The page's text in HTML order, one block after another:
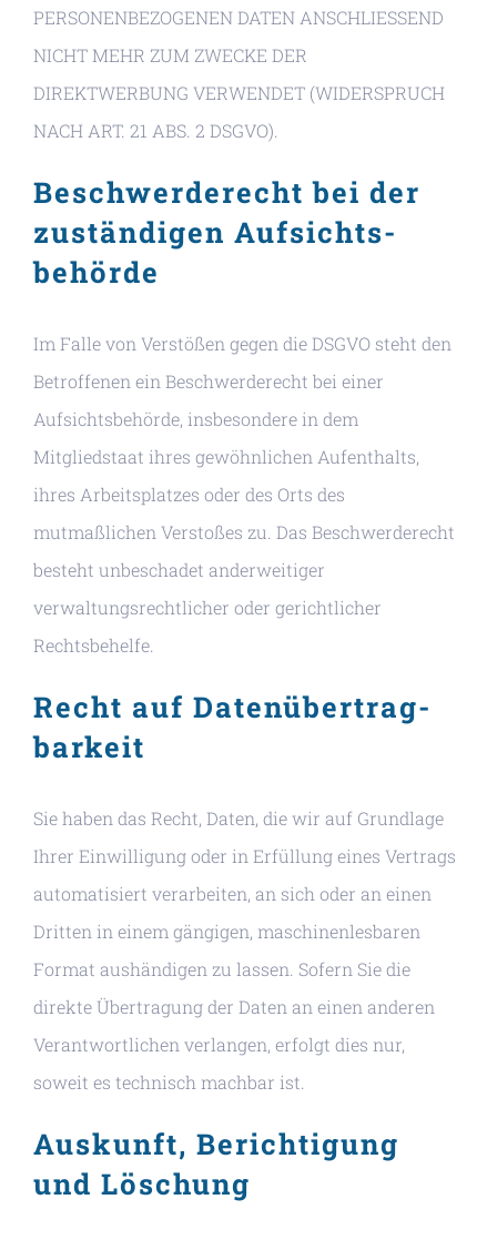
PERSONENBEZOGENEN DATEN ANSCHLIESSEND
NICHT MEHR ZUM ZWECKE DER
DIREKTWERBUNG VERWENDET (WIDERSPRUCH
NACH ART. 21 ABS. 2 DSGVO).
Beschwerde­recht bei der
zuständigen Aufsichts­
behörde
Im Falle von Verstößen gegen die DSGVO steht den
Betroffenen ein Beschwerderecht bei einer
Aufsichtsbehörde, insbesondere in dem
Mitgliedstaat ihres gewöhnlichen Aufenthalts,
ihres Arbeitsplatzes oder des Orts des
mutmaßlichen Verstoßes zu. Das Beschwerderecht
besteht unbeschadet anderweitiger
verwaltungsrechtlicher oder gerichtlicher
Rechtsbehelfe.
Recht auf Daten­übertrag­
barkeit
Sie haben das Recht, Daten, die wir auf Grundlage
Ihrer Einwilligung oder in Erfüllung eines Vertrags
automatisiert verarbeiten, an sich oder an einen
Dritten in einem gängigen, maschinenlesbaren
Format aushändigen zu lassen. Sofern Sie die
direkte Übertragung der Daten an einen anderen
Verantwortlichen verlangen, erfolgt dies nur,
soweit es technisch machbar ist.
Auskunft, Berichtigung
und Löschung